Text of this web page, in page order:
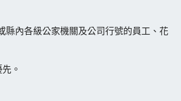
縣內各級公家機關及公司行號的員工、花
。